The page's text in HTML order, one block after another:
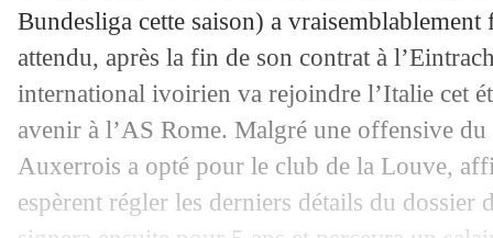
Bundesliga cette saison) a
attendu, après la fin de son contrat à
international ivoirien va rejoindre l’Italie cet
avenir à l’AS Rome. Malgré une offensive
Auxerrois a opté pour le club de la Louve,
espèrent régler les derniers détails du dossier
13/06 PSG : la pépite Cher Ndour en
13/06 Barça : Mendes confirme la volonté
13/06 PSG: Mbappé dément vouloir
13/06 Chelsea : la Juve va discuter pour